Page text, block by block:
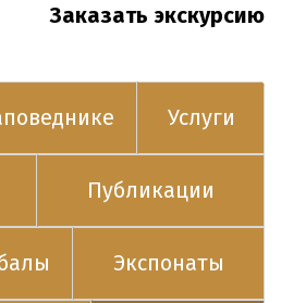
Заказать экскурсию
Услуги
Публикации
Экспонаты